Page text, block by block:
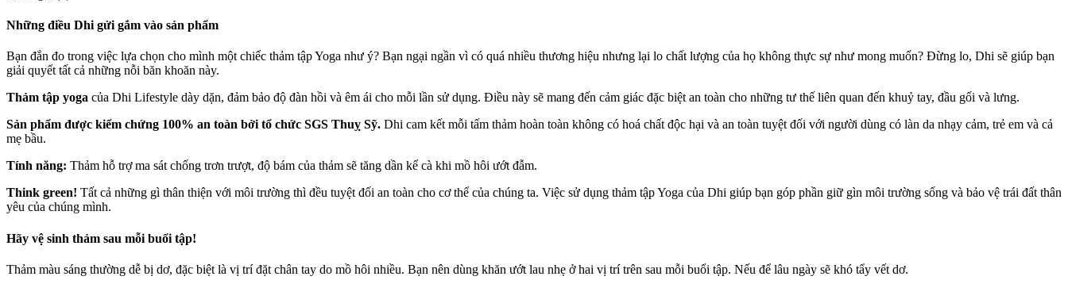
Những điều Dhi gửi gắm vào sản phẩm
Bạn đắn đo trong việc lựa chọn cho mình một chiếc thảm tập Yoga như ý? Bạn ngại ngần vì có quá nhiều thương hiệu nhưng lại lo chất lượng của họ không thực sự như mong muốn? Đừng lo, Dhi sẽ giúp bạn
giải quyết tất cả những nỗi băn khoăn này.
Thảm tập yoga của Dhi Lifestyle dày dặn, đảm bảo độ đàn hồi và êm ái cho mỗi lần sử dụng. Điều này sẽ mang đến cảm giác đặc biệt an toàn cho những tư thế liên quan đến khuỷ tay, đầu gối và lưng.
Sản phẩm được kiểm chứng 100% an toàn bởi tổ chức SGS Thuỵ Sỹ. Dhi cam kết mỗi tấm thảm hoàn toàn không có hoá chất độc hại và an toàn tuyệt đối với người dùng có làn da nhạy cảm, trẻ em và cả
mẹ bầu.
Tính năng: Thảm hỗ trợ ma sát chống trơn trượt, độ bám của thảm sẽ tăng dần kể cà khi mồ hôi ướt đẫm.
Think green! Tất cả những gì thân thiện với môi trường thì đều tuyệt đối an toàn cho cơ thể của chúng ta. Việc sử dụng thảm tập Yoga của Dhi giúp bạn góp phần giữ gìn môi trường sống và bảo vệ trái đất thân
yêu của chúng mình.
Hãy vệ sinh thảm sau mỗi buổi tập!
Thảm màu sáng thường dễ bị dơ, đặc biệt là vị trí đặt chân tay do mồ hôi nhiều. Bạn nên dùng khăn ướt lau nhẹ ở hai vị trí trên sau mỗi buổi tập. Nếu để lâu ngày sẽ khó tẩy vết dơ.